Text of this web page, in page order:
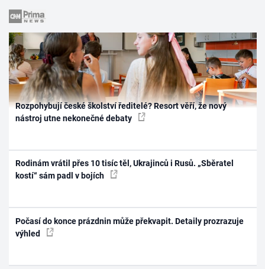
Rozpohybují české školství ředitelé? Resort věří, že nový
nástroj utne nekonečné debaty
Rodinám vrátil přes 10 tisíc těl, Ukrajinců i Rusů. „Sběratel
kostí“ sám padl v bojích
Počasí do konce prázdnin může překvapit. Detaily prozrazuje
výhled